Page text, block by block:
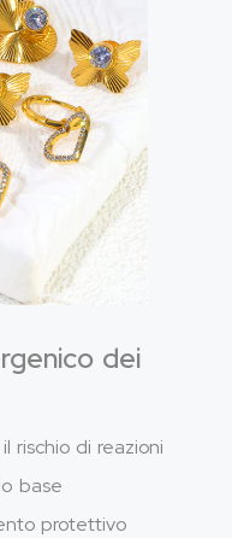
dei
rischio di reazioni
base
protettivo